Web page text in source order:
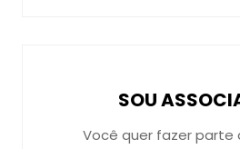
SOU
Você quer fazer parte